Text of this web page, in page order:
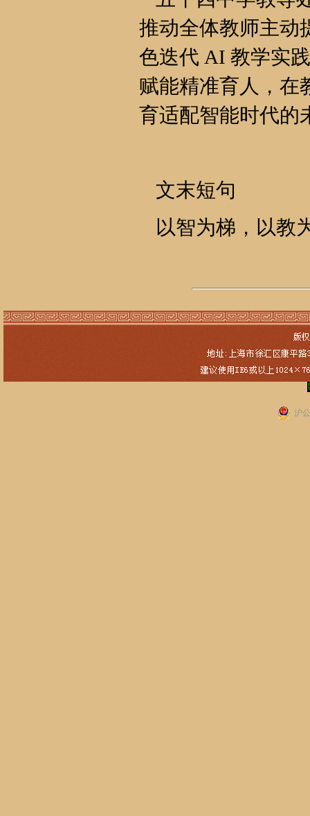
推动全体教师主动
色迭代 AI 教学实
赋能精准育人，在
育适配智能时代的
文末短句
以智为梯，以教
沪